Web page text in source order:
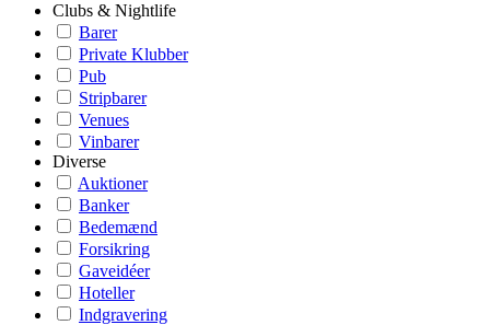
Clubs & Nightlife
Barer
Private Klubber
Pub
Stripbarer
Venues
Vinbarer
Diverse
Auktioner
Banker
Bedemænd
Forsikring
Gaveidéer
Hoteller
Indgravering